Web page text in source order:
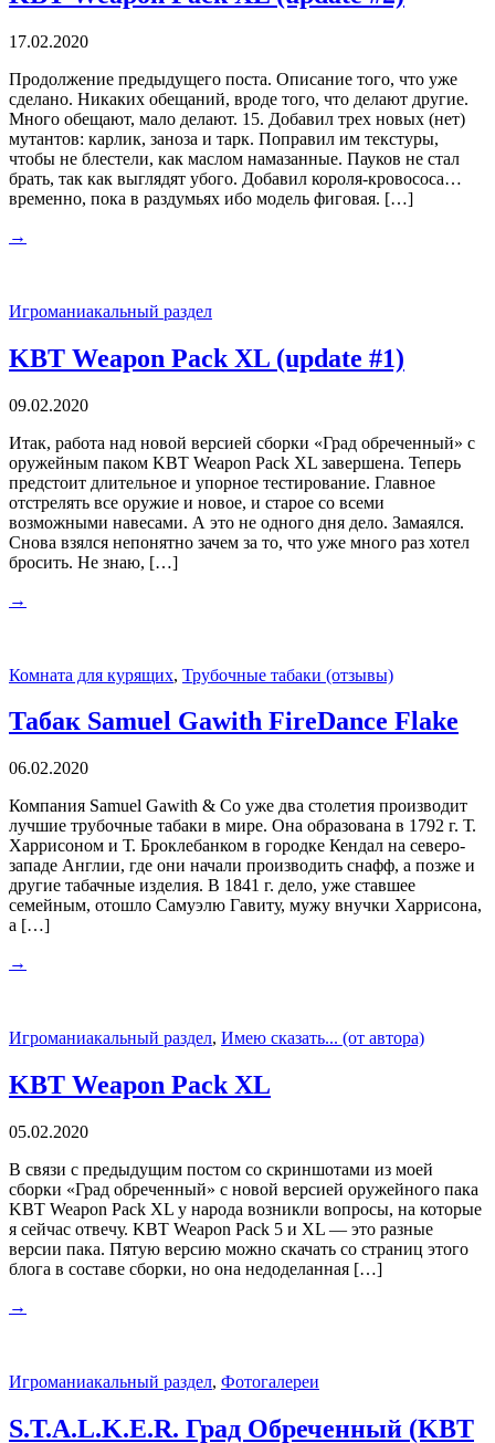
17.02.2020
Продолжение предыдущего поста. Описание того, что уже
сделано. Никаких обещаний, вроде того, что делают другие.
Много обещают, мало делают. 15. Добавил трех новых (нет)
мутантов: карлик, заноза и тарк. Поправил им текстуры,
чтобы не блестели, как маслом намазанные. Пауков не стал
брать, так как выглядят убого. Добавил короля-кровососа…
временно, пока в раздумьях ибо модель фиговая. […]
→
Игроманиакальный раздел
KBT Weapon Pack XL (update #1)
09.02.2020
Итак, работа над новой версией сборки «Град обреченный» с
оружейным паком KBT Weapon Pack XL завершена. Теперь
предстоит длительное и упорное тестирование. Главное
отстрелять все оружие и новое, и старое со всеми
возможными навесами. А это не одного дня дело. Замаялся.
Снова взялся непонятно зачем за то, что уже много раз хотел
бросить. Не знаю, […]
→
Комната для курящих, Трубочные табаки (отзывы)
Табак Samuel Gawith FireDance Flake
06.02.2020
Компания Samuel Gawith & Co уже два столетия производит
лучшие трубочные табаки в мире. Она образована в 1792 г. Т.
Харрисоном и Т. Броклебанком в городке Кендал на северо-
западе Англии, где они начали производить снафф, а позже и
другие табачные изделия. В 1841 г. дело, уже ставшее
семейным, отошло Самуэлю Гавиту, мужу внучки Харрисона,
а […]
→
Игроманиакальный раздел, Имею сказать... (от автора)
KBT Weapon Pack XL
05.02.2020
В связи с предыдущим постом со скриншотами из моей
сборки «Град обреченный» с новой версией оружейного пака
KBT Weapon Pack XL у народа возникли вопросы, на которые
я сейчас отвечу. KBT Weapon Pack 5 и XL — это разные
версии пака. Пятую версию можно скачать со страниц этого
блога в составе сборки, но она недоделанная […]
→
Игроманиакальный раздел, Фотогалереи
S.T.A.L.K.E.R. Град Обреченный (KBT